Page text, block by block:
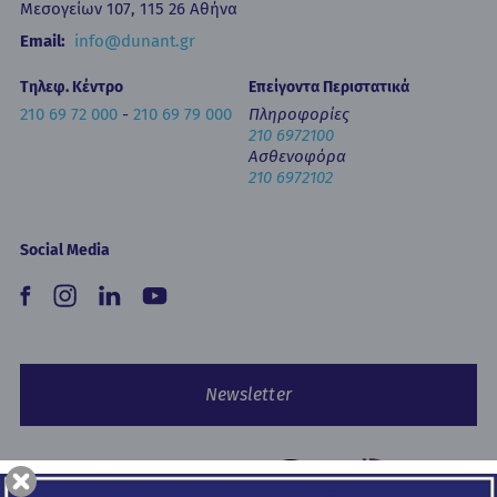
Έντυπα
Μεσογείων 107, 115 26 Αθήνα
Email: info@dunant.gr
Τηλεφ. Κέντρο
210 69 72 000- 210 69 79 000
Επείγοντα Περιστατικά
Πληροφορίες
210 6972100
Ασθενοφόρα
210 6972102
Social Media
Newsletter